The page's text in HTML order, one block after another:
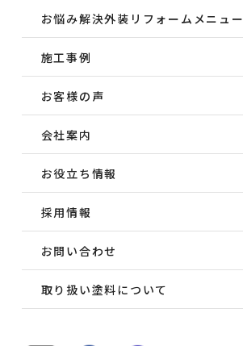
お悩み解決外装 リフォームメニュー
施工事例
お客様の声
会社案内
お役立ち情報
採用情報
お問い合わせ
取り扱い塗料について